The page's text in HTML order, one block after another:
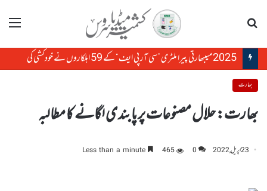
مینو
2025 میںبھارتی پیرا ملٹری ”سی آر پی ایف“ کے 59 اہلکاروں نے خودکشی کی
بھارت
بھارت: حلال مصنوعات پر پابندی لگانے کا مطالبہ
23 اپریل, 2022 0
465